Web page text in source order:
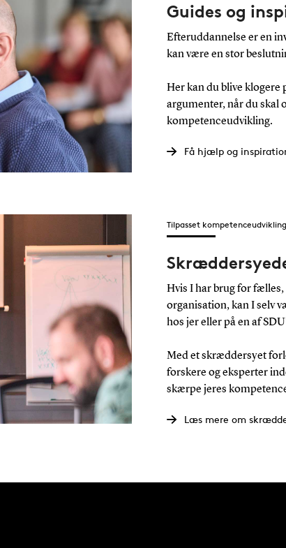
Guides og
Efteruddannelse er en
kan være en stor
Her kan du blive klogere
argumenter, når du skal
kompetenceudvikling.
Få hjælp og
Tilpasset kompetenceudvikling
Hvis I har brug for
organisation, kan I selv
hos jer eller på en af
Med et skræddersyet
forskere og eksperter
skærpe jeres
Læs mere om